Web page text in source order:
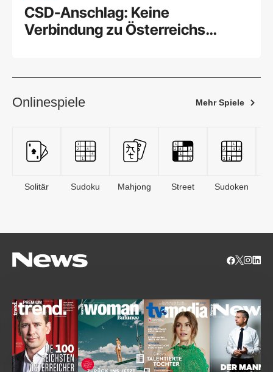
CSD-Anschlag: Keine
Verbindung zu Österreichs
Onlinespiele Mehr Spiele
Solitär Sudoku Mahjong Street Sudoken